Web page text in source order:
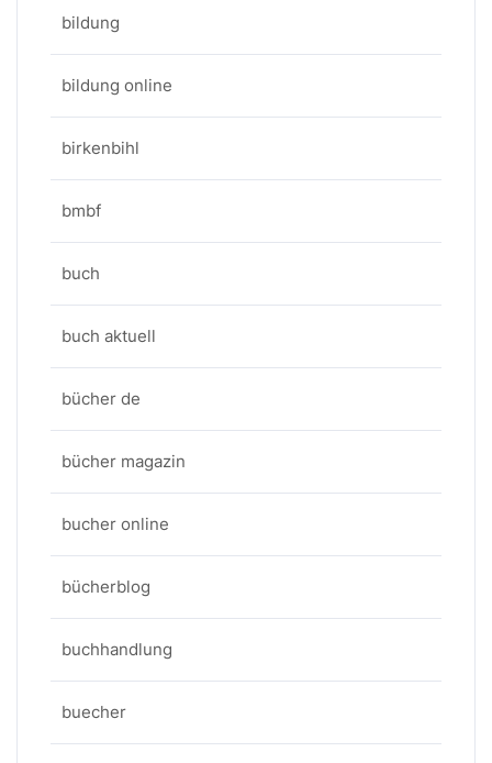
bildung
bildung online
birkenbihl
bmbf
buch
buch aktuell
bücher de
bücher magazin
bucher online
bücherblog
buchhandlung
buecher